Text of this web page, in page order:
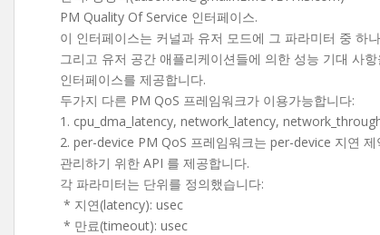
PM Quality Of Service 인터페이스.
이 인터페이스는 커널과 유저 모드에 그 파라미터 중 하
그리고 유저 공간 애플리케이션들에 의한 성능 기대 사
인터페이스를 제공합니다.
두가지 다른 PM QoS 프레임워크가 이용가능합니다:
1. cpu_dma_latency, network_latency,
2. per-device PM QoS 프레임워크는 per-device 지연
관리하기 위한 API 를 제공합니다.
각 파라미터는 단위를 정의했습니다:
* 지연(latency): usec
* 만료(timeout): usec